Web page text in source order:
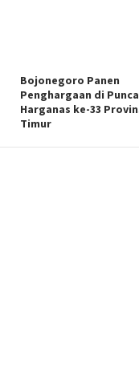
Bojonegoro Panen
Penghargaan di
Harganas ke-33
Timur